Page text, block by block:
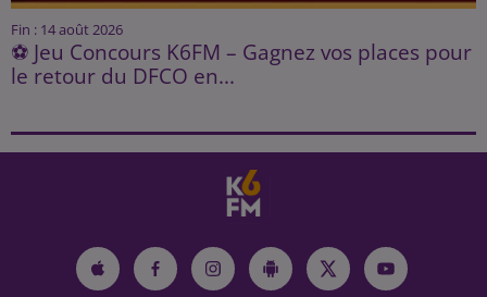
Fin : 14 août 2026
⚽ Jeu Concours K6FM – Gagnez vos places pour
le retour du DFCO en...